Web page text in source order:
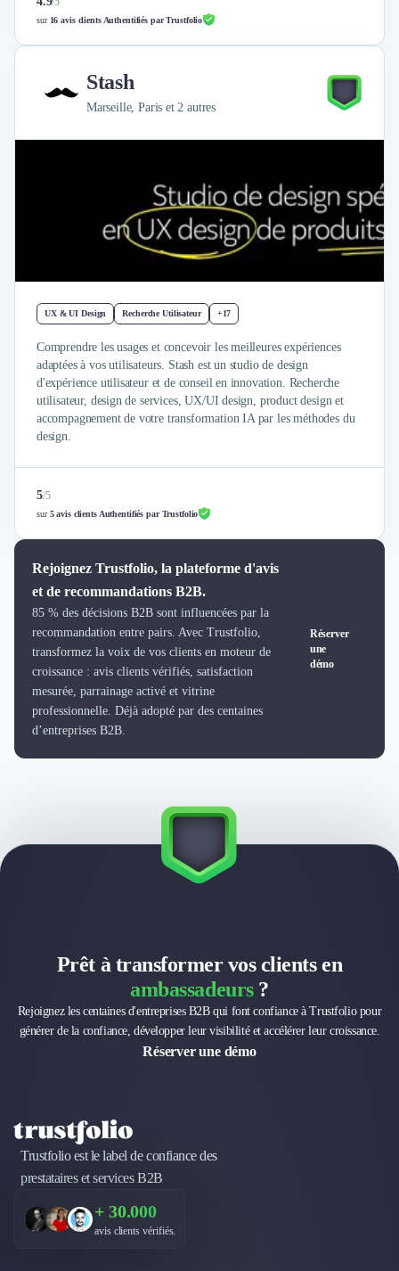
Design Industriel
Packaging & Emballages
Support Client
Téléphonie & Télécommunication
BI, Analytics & Big Data
Développement Logiciel
Développement E-commerce
Cybersécurité
Logiciel E-Commerce
Intelligence Artificielle (IA)
Réalité Virtuelle (VR)
Bureaux d'Entreprise
Déménagement
Traduction
Traiteur & Restauration
Conception & Aménagement de Bureaux
Sourcing et Imports
Office Management
Développement à l'international
Accélérateurs et incubateurs
Autres
Réhabilitation et maintenance
Gestion Immobilière
Logiciel PropTech
Courtage en Energie
Espaces de Coworking
sur 16 avis clients Authentifiés par Trustfolio
Stash
Marseille, Paris et 2 autres
UX & UI Design Recherche Utilisateur +17
Comprendre les usages et concevoir les meilleures expériences
adaptées à vos utilisateurs. Stash est un studio de design
d'expérience utilisateur et de conseil en innovation. Recherche
utilisateur, design de services, UX/UI design, product design et
accompagnement de votre transformation IA par les méthodes du
design.
5/5
sur5 avis clients Authentifiés par Trustfolio
Rejoignez Trustfolio, la plateforme d'avis
et de recommandations B2B.
85 % des décisions B2B sont influencées par la
recommandation entre pairs. Avec Trustfolio,
transformez la voix de vos clients en moteur de
croissance : avis clients vérifiés, satisfaction
mesurée, parrainage activé et vitrine
professionnelle. Déjà adopté par des centaines
d’entreprises B2B.
Réserver
une
démo
Prêt à transformer vos clients en
ambassadeurs?
Rejoignez les centaines d'entreprises B2B qui font confiance à Trustfolio pour
générer de la confiance, développer leur visibilité et accélérer leur croissance.
Réserver une démo
Trustfolio est le label de confiance des
prestataires et services B2B
+ 30.000
avis clients vérifiés.